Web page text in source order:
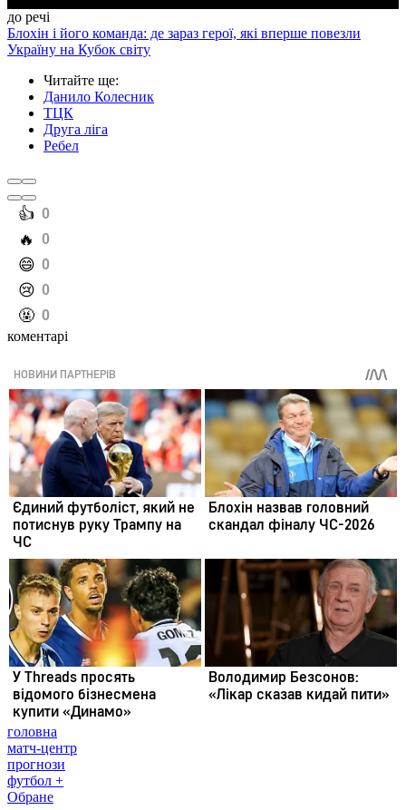
до речі
Блохін і його команда: де зараз герої, які вперше повезли
Україну на Кубок світу
Читайте ще:
Данило Колесник
ТЦК
Друга ліга
Ребел
️👍 0
️🔥 0
️😄 0
️😢 0
️🤬 0
коментарі
головна
матч-центр
прогнози
футбол +
Обране